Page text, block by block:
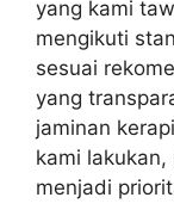
yang kami
mengikuti
sesuai
yang
jaminan
kami
menjadi